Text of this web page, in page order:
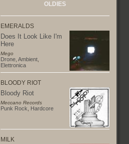
OLDIES
EMERALDS
Does It Look Like I'm
Here
Mego
Drone Ambient
Elettronica
BLOODY RIOT
Bloody Riot
Meccano Records
Punk Rock Hardcore
MILK